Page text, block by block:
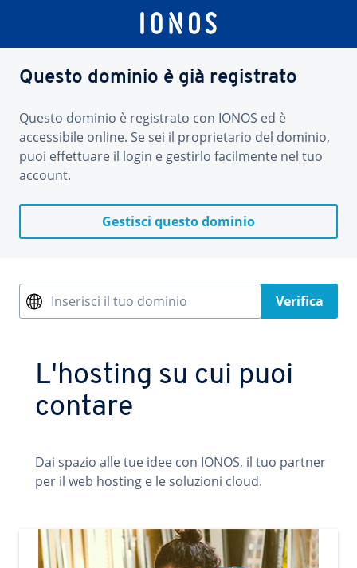
Questo dominio è già registrato
Questo dominio è registrato con IONOS ed è
accessibile online. Se sei il proprietario del dominio,
puoi effettuare il login e gestirlo facilmente nel tuo
account.
Gestisci questo dominio
Inserisci il tuo dominio Verifica
L'hosting su cui puoi
contare
Dai spazio alle tue idee con IONOS, il tuo partner
per il web hosting e le soluzioni cloud.